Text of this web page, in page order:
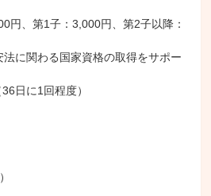
円、第1子：3,000円、第2子以降：
に関わる国家資格の取得をサポー
日に1回程度）